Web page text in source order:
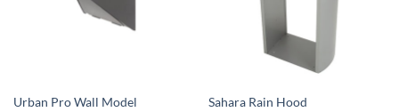
Urban Pro Wall Model Sahara Rain Hood